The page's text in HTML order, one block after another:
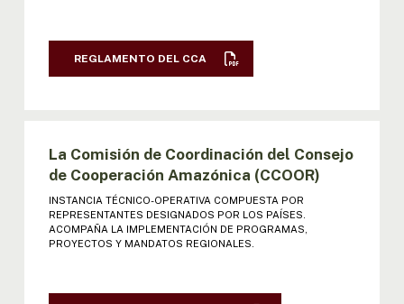
DECLARACIÓN
V REUNIÓN MINISTROS: ACTA |
DECLARACIÓN | RESOL
VI REUNIÓN MINISTROS: ACTA |
DECLARACIÓN | RESOL
DECLARACIÓN | RESOL
REGLAMENTO DEL CCA
La Comisión de Coordinación del Consejo
de Cooperación Amazónica (CCOOR)
INSTANCIA TÉCNICO-OPERATIVA COMPUESTA POR
REPRESENTANTES DESIGNADOS POR LOS PAÍSES.
ACOMPAÑA LA IMPLEMENTACIÓN DE PROGRAMAS,
PROYECTOS Y MANDATOS REGIONALES.